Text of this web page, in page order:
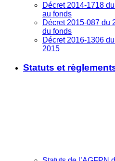
Décret 2014-1718
au fonds
Décret 2015-087 du
du fonds
Décret 2016-1306
2015
Statuts et